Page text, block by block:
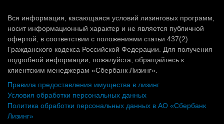
Вся информация, касающаяся условий лизинговых программ,
носит информационный характер и не является публичной
офертой, в соответствии с положениями статьи 437(2)
Гражданского кодекса Российской Федерации. Для получения
подробной информации, пожалуйста, обращайтесь к
клиентским менеджерам «Сбербанк Лизинг».
Правила предоставления имущества в лизинг
Условия обработки персональных данных
Политика обработки персональных данных в АО «Сбербанк
Лизинг»